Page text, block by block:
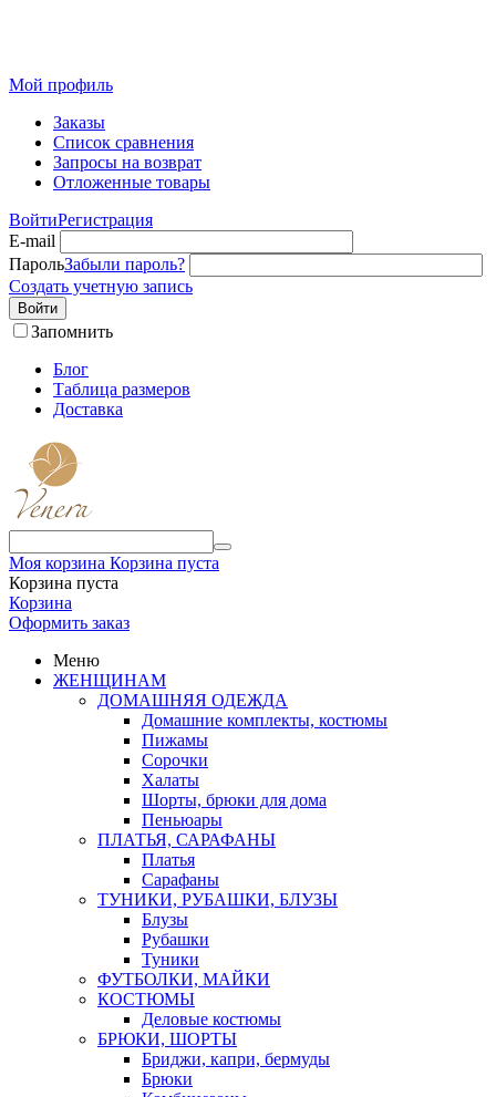
Мой профиль
Заказы
Список сравнения
Запросы на возврат
Отложенные товары
ВойтиРегистрация
E-mail
ПарольЗабыли пароль?
Создать учетную запись
Войти
Запомнить
Блог
Таблица размеров
Доставка
Моя корзина Корзина пуста
Корзина пуста
Корзина
Оформить заказ
Меню
ЖЕНЩИНАМ
ДОМАШНЯЯ ОДЕЖДА
Домашние комплекты, костюмы
Пижамы
Сорочки
Халаты
Шорты, брюки для дома
Пеньюары
ПЛАТЬЯ, САРАФАНЫ
Платья
Сарафаны
ТУНИКИ, РУБАШКИ, БЛУЗЫ
Блузы
Рубашки
Туники
ФУТБОЛКИ, МАЙКИ
КОСТЮМЫ
Деловые костюмы
БРЮКИ, ШОРТЫ
Бриджи, капри, бермуды
Брюки